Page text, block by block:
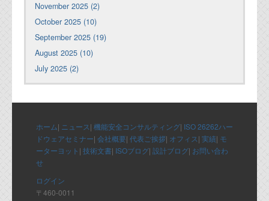
November 2025 (2)
October 2025 (10)
September 2025 (19)
August 2025 (10)
July 2025 (2)
ホーム| ニュース| 機能安全コンサルティング| ISO 26262ハー
ドウェアセミナー| 会社概要| 代表ご挨拶| オフィス| 実績| モ
ーターヨット | 技術文書| ISOブログ| 設計ブログ| お問い合わ
せ
ログイン
〒460-0011